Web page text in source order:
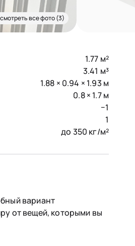
все фото (3)
1.77 м²
3.41 м³
1.88 × 0.94 × 1.93 м
0.8 × 1.7 м
−1
1
до 350 кг/м²
вариант
от вещей, которыми вы